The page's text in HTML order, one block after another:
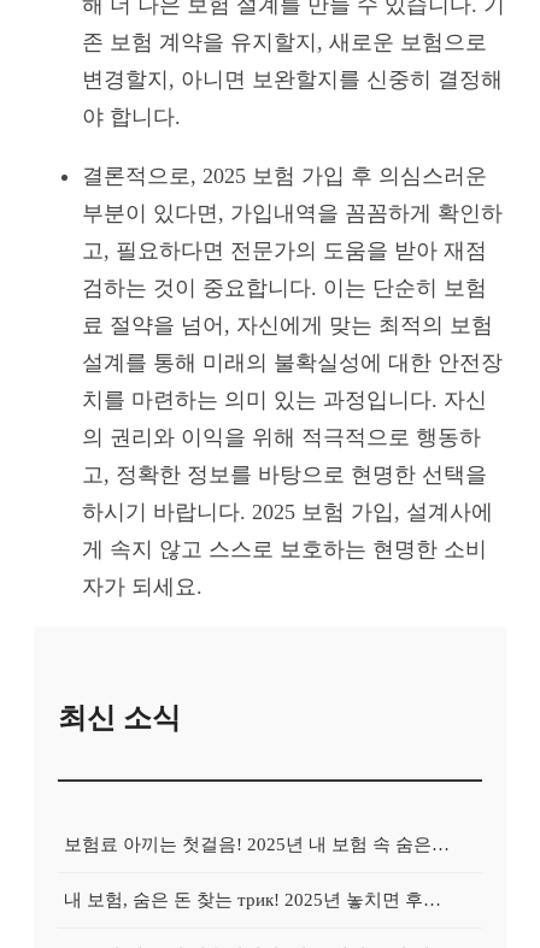
해 더 나은 보험 설계를 만들 수 있습니다. 기
존 보험 계약을 유지할지, 새로운 보험으로
변경할지, 아니면 보완할지를 신중히 결정해
야 합니다.
결론적으로, 2025 보험 가입 후 의심스러운
부분이 있다면, 가입내역을 꼼꼼하게 확인하
고, 필요하다면 전문가의 도움을 받아 재점
검하는 것이 중요합니다. 이는 단순히 보험
료 절약을 넘어, 자신에게 맞는 최적의 보험
설계를 통해 미래의 불확실성에 대한 안전장
치를 마련하는 의미 있는 과정입니다. 자신
의 권리와 이익을 위해 적극적으로 행동하
고, 정확한 정보를 바탕으로 현명한 선택을
하시기 바랍니다. 2025 보험 가입, 설계사에
게 속지 않고 스스로 보호하는 현명한 소비
자가 되세요.
최신 소식
보험료 아끼는 첫걸음! 2025년 내 보험 속 숨은 혜택 100% 활용법
내 보험, 숨은 돈 찾는 трик! 2025년 놓치면 후회할 보험금 찾기